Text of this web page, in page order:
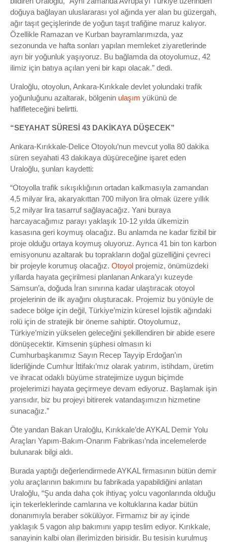
doğuya bağlayan uluslararası yol ağında yer alan bu güzergah,
ağır taşıt geçişlerinde de yoğun taşıt trafiğine maruz kalıyor.
Özellikle Ramazan ve Kurban bayramlarımızda, yaz
sezonunda ve hafta sonları yapılan memleket ziyaretlerinde
ayrı bir yoğunluk yaşıyoruz. Bu bağlamda da otoyolumuz, 42
ilimiz için batıya açılan yeni bir kapı olacak.” dedi.
Uraloğlu, otoyolun, Ankara-Kırıkkale devlet yolundaki trafik
yoğunluğunu azaltarak, bölgenin ulaşım yükünü de
hafifleteceğini belirtti.
“SEYAHAT SÜRESİ 43 DAKİKAYA DÜŞECEK”
Ankara-Kırıkkale-Delice Otoyolu’nun mevcut yolla 80 dakika
süren seyahati 43 dakikaya düşüreceğine işaret eden
Uraloğlu, şunları kaydetti:
“Otoyolla trafik sıkışıklığının ortadan kalkmasıyla zamandan
4,5 milyar lira, akaryakıttan 700 milyon lira olmak üzere yıllık
5,2 milyar lira tasarruf sağlayacağız. Yani buraya
harcayacağımız parayı yaklaşık 10-12 yılda ülkemizin
kasasına geri koymuş olacağız. Bu anlamda ne kadar fizibil bir
proje olduğu ortaya koymuş oluyoruz. Ayrıca 41 bin ton karbon
emisyonunu azaltarak bu toprakların doğal güzelliğini çevreci
bir projeyle korumuş olacağız. Otoyol projemiz, önümüzdeki
yıllarda hayata geçirilmesi planlanan Ankara’yı kuzeyde
Samsun’a, doğuda İran sınırına kadar ulaştıracak otoyol
projelerinin de ilk ayağını oluşturacak. Projemiz bu yönüyle de
sadece bölge için değil, Türkiye’mizin küresel lojistik ağındaki
rolü için de stratejik bir öneme sahiptir. Otoyolumuz,
Türkiye’mizin yükselen geleceğini şekillendiren bir abide esere
dönüşecektir. Kimsenin şüphesi olmasın ki
Cumhurbaşkanımız Sayın Recep Tayyip Erdoğan’ın
liderliğinde Cumhur İttifakı’mız olarak yatırım, istihdam, üretim
ve ihracat odaklı büyüme stratejimize uygun biçimde
projelerimizi hayata geçirmeye devam ediyoruz. Başlamak işin
yarısıdır, biz bu projeyi bitirerek vatandaşımızın hizmetine
sunacağız.”
Öte yandan Bakan Uraloğlu, Kırıkkale’de AYKAL Demir Yolu
Araçları Yapım-Bakım-Onarım Fabrikası’nda incelemelerde
bulunarak bilgi aldı.
Burada yaptığı değerlendirmede AYKAL firmasının bütün demir
yolu araçlarının bakımını bu fabrikada yapabildiğini anlatan
Uraloğlu, “Şu anda daha çok ihtiyaç yolcu vagonlarında olduğu
için tekerleklerinde camlarına ve koltuklarına kadar bütün
donanımıyla beraber sökülüyor. Firmamız bir ay içinde
yaklaşık 5 vagon alıp bakımını yapıp teslim ediyor. Kırıkkale,
sanayinin kalbi olan illerimizden birisidir. Bu tesisin kurulmuş